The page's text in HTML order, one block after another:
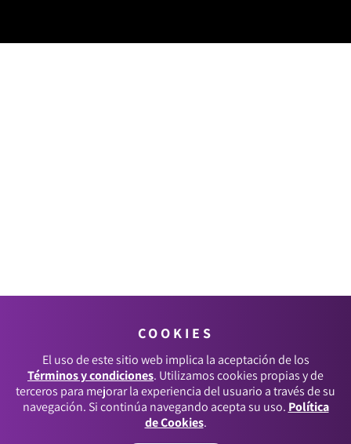
COOKIES
El uso de este sitio web implica la aceptación de los
Términos y condiciones. Utilizamos cookies propias y de
terceros para mejorar la experiencia del usuario a través de su
navegación. Si continúa navegando acepta su uso. Política
de Cookies.